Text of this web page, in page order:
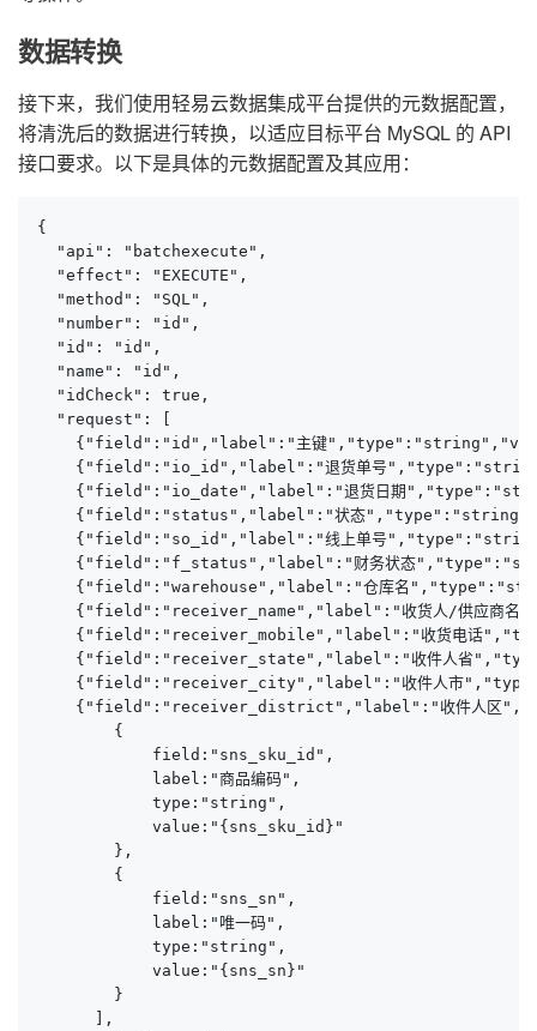
数据转换
接下来，我们使用轻易云数据集成平台提供的元数据配置，
将清洗后的数据进行转换，以适应目标平台 MySQL 的 API
接口要求。以下是具体的元数据配置及其应用：
{
  "api": "batchexecute",
  "effect": "EXECUTE",
  "method": "SQL",
  "number": "id",
  "id": "id",
  "name": "id",
  "idCheck": true,
  "request": [
{"field":"id","label":"主键
{"field":"io_id","label":"退货单号
{"field":"io_date","label":"退货日期
{"field":"status","label":"状态
{"field":"so_id","label":"线上单号
{"field":"f_status","label":"财务状态
{"field":"warehouse","label":"仓库名
{"field":"receiver_name","label":"收货人/供应商
{"field":"receiver_mobile","label":"收货电话
{"field":"receiver_state","label":"收件人省
{"field":"receiver_city","label":"收件人市
{"field":"receiver_district","label":"收件人区
        {
            field:"sns_sku_id",
            label:"商品编码",
            type:"string",
            value:"{sns_sku_id}"
        },
        {
            field:"sns_sn",
            label:"唯一码",
            type:"string",
            value:"{sns_sn}"
        }
      ],